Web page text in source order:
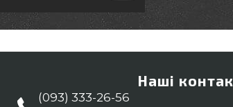
Наші
(093) 333-26-56